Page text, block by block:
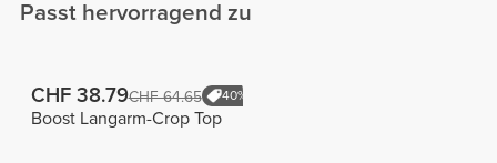
Passt hervorragend zu
CHF 38.79CHF 64.65 40%
Boost Langarm-Crop Top